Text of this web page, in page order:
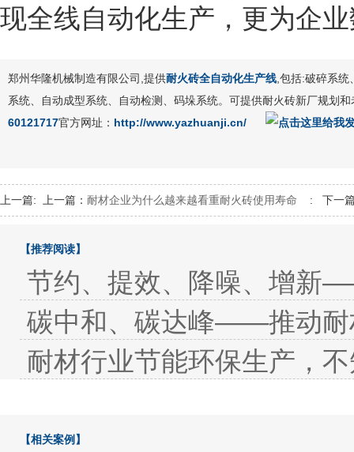
现全线自动化生产，更为企
郑州华隆机械制造有限公司,提供耐火砖全自动化生产线,包括:破碎系统
系统、自动成型系统、自动检测、码垛系统。可提供耐火砖新厂规划
60121717官方网址： http://www.yazhuanji.cn/
上一篇: 上一篇： 耐材企业为什么越来越看重耐火砖使用寿命 : 下一
【推荐阅读】
节约、提效、降噪、增新
碳中和、碳达峰——推动耐
耐材行业节能环保生产，
【相关案例】